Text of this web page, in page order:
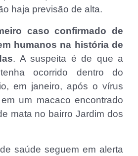
haja previsão de alta.
caso confirmado de
humanos na história de
. A suspeita é de que a
ocorrido dentro do
em janeiro, após o vírus
um macaco encontrado
mata no bairro Jardim dos
saúde seguem em alerta